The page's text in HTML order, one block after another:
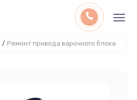
/ Ремонт привода варочного блока